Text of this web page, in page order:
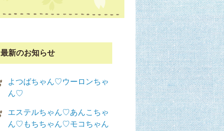
最新のお知らせ
よつばちゃん♡ウーロンちゃ
ん♡
エステルちゃん♡あんこちゃ
ん♡もちちゃん♡モコちゃん